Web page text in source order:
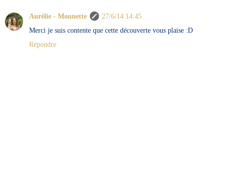
Aurélie - Mounette
27/6/14 14:45
Merci je suis contente que cette découverte vous plaise :D
Répondre